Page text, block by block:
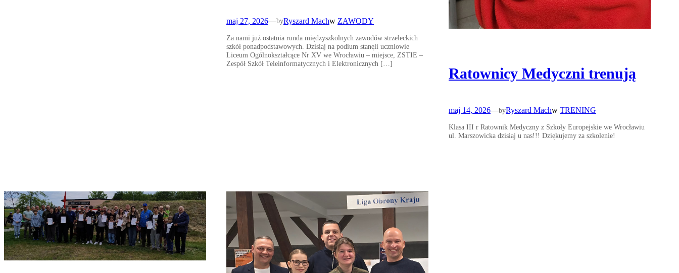
maj 27, 2026—byRyszard Machw ZAWODY
Za nami już ostatnia runda międzyszkolnych zawodów strzeleckich
szkół ponadpodstawowych. Dzisiaj na podium stanęli uczniowie
Liceum Ogólnokształcące Nr XV we Wrocławiu – miejsce, ZSTIE –
Zespół Szkół Teleinformatycznych i Elektronicznych […]
Ratownicy Medyczni trenują
maj 14, 2026—byRyszard Machw TRENING
Klasa III r Ratownik Medyczny z Szkoły Europejskie we Wrocławiu
ul. Marszowicka dzisiaj u nas!!! Dziękujemy za szkolenie!